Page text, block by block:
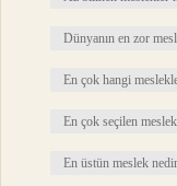
Dünyanın en zor
En çok hangi
En çok seçilen
En üstün meslek nedir